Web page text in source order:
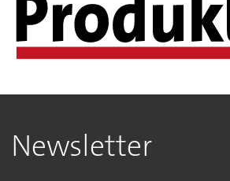
Newsletter